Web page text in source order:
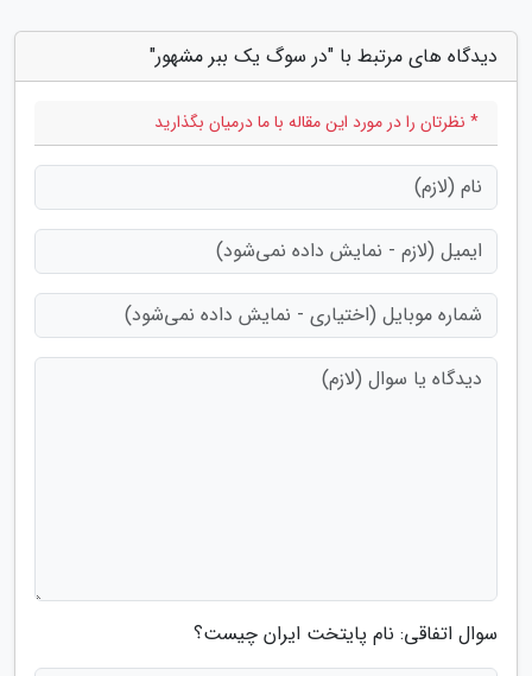
دیدگاه های مرتبط با "در سوگ یک ببر مشهور"
* نظرتان را در مورد این مقاله با ما درمیان بگذارید
سوال اتفاقی: نام پایتخت ایران چیست؟